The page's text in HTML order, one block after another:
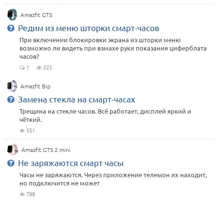
Amazfit GTS
Редим из меню шторки смарт-часов
При включении блокировки экрана из шторки меню
возможно ли видеть при взмахе руки показания циферблата
часов?
1 525
Amazfit Bip
Замена стекла на смарт-часах
Трещина на стекле часов. Всё работает, дисплей яркий и
чёткий.
551
Amazfit GTS 2 mini
Не заряжаются смарт часы
Часы не заряжаются. Через приложение телеыон их находит,
но подключится не может
788